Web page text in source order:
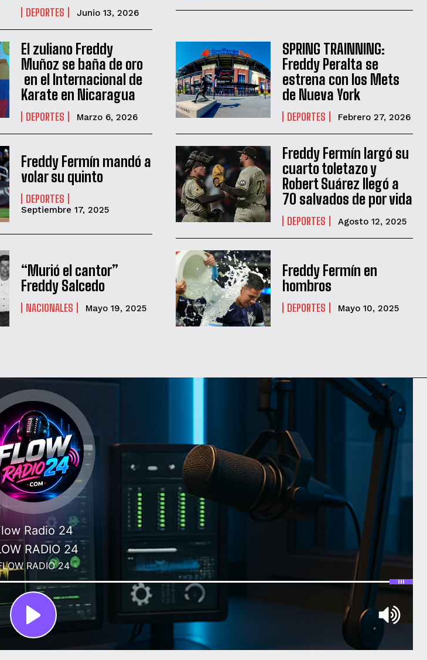
SUSCRIBIRME
de privacidad.
DEPORTES Junio 13, 2026
El zuliano Freddy
Muñoz se baña de oro
en el Internacional de
Karate en Nicaragua
DEPORTES Marzo 6, 2026
SPRING TRAINNING:
Freddy Peralta se
estrena con los Mets
de Nueva York
DEPORTES Febrero 27, 2026
Freddy Fermín mandó a
volar su quinto
DEPORTES
Septiembre 17, 2025
Freddy Fermín largó su
cuarto toletazo y
Robert Suárez llegó a
70 salvados de por vida
DEPORTES Agosto 12, 2025
“Murió el cantor”
Freddy Salcedo
NACIONALES Mayo 19, 2025
Freddy Fermín en
hombros
DEPORTES Mayo 10, 2025